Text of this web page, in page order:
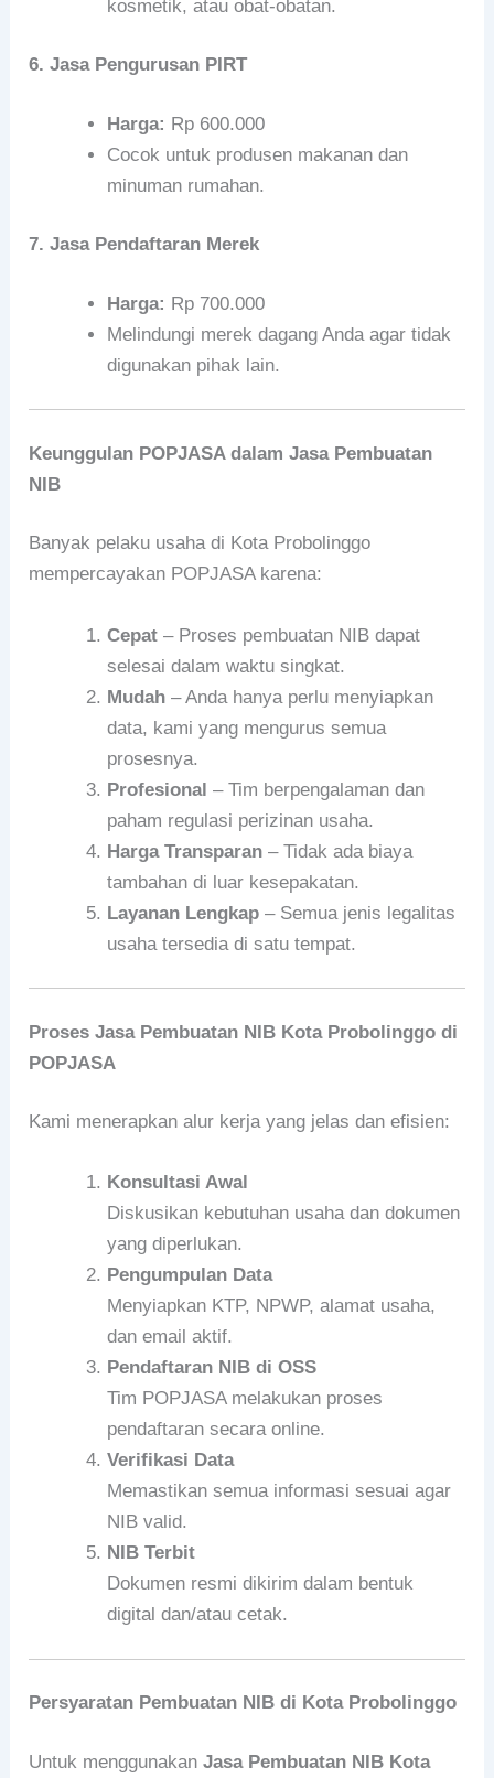
kosmetik, atau obat-obatan.
6. Jasa Pengurusan PIRT
Harga: Rp 600.000
Cocok untuk produsen makanan dan
minuman rumahan.
7. Jasa Pendaftaran Merek
Harga: Rp 700.000
Melindungi merek dagang Anda agar tidak
digunakan pihak lain.
Keunggulan POPJASA dalam Jasa Pembuatan
NIB
Banyak pelaku usaha di Kota Probolinggo
mempercayakan POPJASA karena:
Cepat – Proses pembuatan NIB dapat
selesai dalam waktu singkat.
Mudah – Anda hanya perlu menyiapkan
data, kami yang mengurus semua
prosesnya.
Profesional – Tim berpengalaman dan
paham regulasi perizinan usaha.
Harga Transparan – Tidak ada biaya
tambahan di luar kesepakatan.
Layanan Lengkap – Semua jenis legalitas
usaha tersedia di satu tempat.
Proses Jasa Pembuatan NIB Kota Probolinggo di
POPJASA
Kami menerapkan alur kerja yang jelas dan efisien:
Konsultasi Awal
Diskusikan kebutuhan usaha dan dokumen
yang diperlukan.
Pengumpulan Data
Menyiapkan KTP, NPWP, alamat usaha,
dan email aktif.
Pendaftaran NIB di OSS
Tim POPJASA melakukan proses
pendaftaran secara online.
Verifikasi Data
Memastikan semua informasi sesuai agar
NIB valid.
NIB Terbit
Dokumen resmi dikirim dalam bentuk
digital dan/atau cetak.
Persyaratan Pembuatan NIB di Kota Probolinggo
Untuk menggunakanJasa Pembuatan NIB Kota